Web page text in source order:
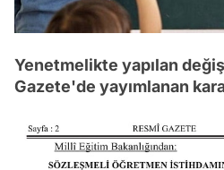
Yenetmelikte yapılan
Gazete'de yayımlanan